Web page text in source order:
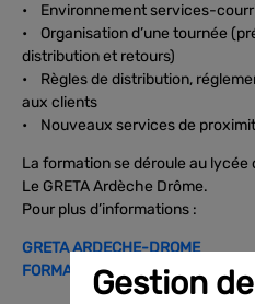
• Environnement services-
• Organisation d’une tournée
distribution et retours)
• Règles de distribution,
aux clients
• Nouveaux services de
La formation se déroule au lycée
Le GRETA Ardèche Drôme.
Pour plus d’informations :
GRETA ARDECHE-DROME
FORMAPOSTEGestion